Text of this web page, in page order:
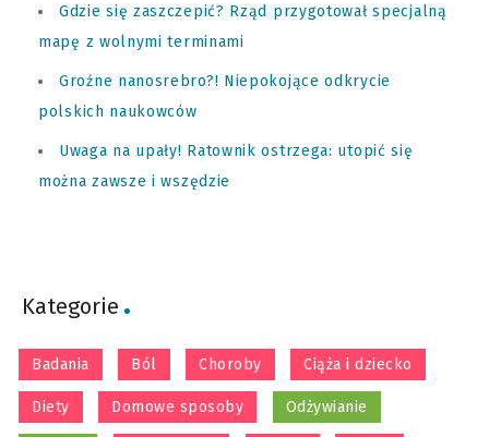
Gdzie się zaszczepić? Rząd przygotował specjalną
mapę z wolnymi terminami
Groźne nanosrebro?! Niepokojące odkrycie
polskich naukowców
Uwaga na upały! Ratownik ostrzega: utopić się
można zawsze i wszędzie
Kategorie
Badania Ból Choroby Ciąża i dziecko
Diety Domowe sposoby Odżywianie